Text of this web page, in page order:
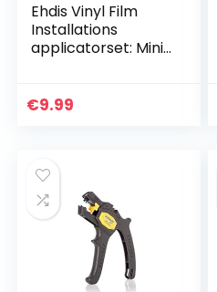
Ehdis Vinyl Film
Installations
applicatorset: Mini
gereedschapsset
€9.99